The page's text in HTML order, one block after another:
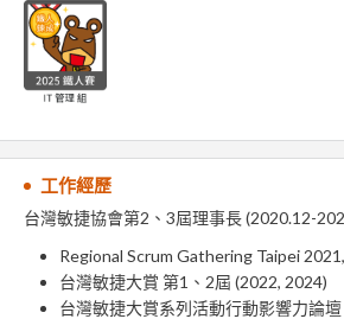
工作經歷
台灣敏捷協會第2、3屆理事長 (2020.12-
Regional Scrum Gathering Taipei
台灣敏捷大賞 第1、2屆 (2022, 2024)
台灣敏捷大賞系列活動行動影響力論壇